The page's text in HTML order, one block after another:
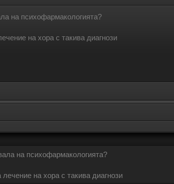
на психофармакологията?
на хора с такива диагнози
на психофармакологията?
на хора с такива диагнози